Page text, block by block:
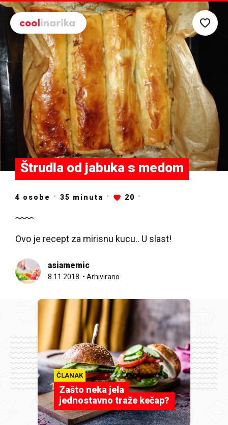
Preskoči na glavni sadržaj
Štrudla od jabuka s medom
4 osobe 35 minuta 20
Ovo je recept za mirisnu kucu.. U slast!
asiamemic
8.11.2018. • Arhivirano
ČLANAK
Zašto neka jela
jednostavno traže kečap?